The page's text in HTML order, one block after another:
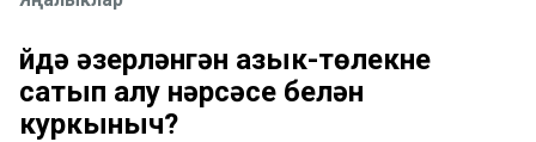
Өйдә әзерләнгән азык-төлекне
сатып алу нәрсәсе белән
куркыныч?